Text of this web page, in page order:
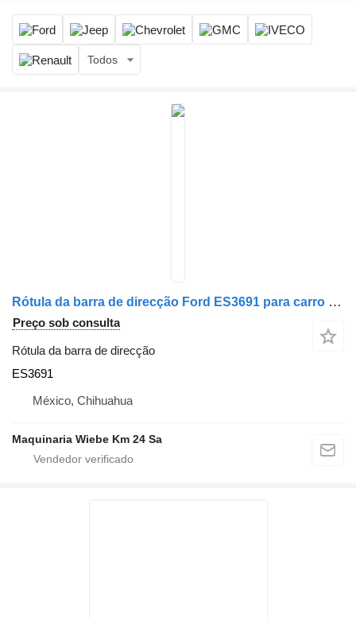
Todos
Rótula da barra de direcção Ford ES3691 para carro Ford
Preço sob consulta
Rótula da barra de direcção
ES3691
México, Chihuahua
Maquinaria Wiebe Km 24 Sa